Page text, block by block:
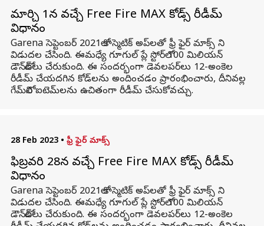
మార్చి 1న వచ్చే Free Fire MAX కోడ్స్ రీడీమ్
విధానం
Garena సెప్టెంబర్ 2021లో కాస్మెటిక్ అప్‌లతో ఫ్రీ ఫైర్ మాక్స్ ని
విడుదల చేసింది. ఈమధ్యే గూగుల్ ప్లే స్టోర్‌లో 100 మిలియన్
డౌన్‌లోడ్‌లు చేరుకుంది. ఈ సందర్భంగా డెవలపర్‌లు 12-అంకెల
రీడీమ్ చేయదగిన కోడ్‌లను అందించడం ప్రారంభించారు, దీనివల్ల
గేమ్‌లోని ఐటెమ్‌లను ఉచితంగా రీడీమ్ చేసుకోవచ్చు.
28 Feb 2023 • ఫ్రీ ఫైర్ మాక్స్
ఫిబ్రవరి 28న వచ్చే Free Fire MAX కోడ్స్ రీడీమ్
విధానం
Garena సెప్టెంబర్ 2021లో కాస్మెటిక్ అప్‌లతో ఫ్రీ ఫైర్ మాక్స్ ని
విడుదల చేసింది. ఈమధ్యే గూగుల్ ప్లే స్టోర్‌లో 100 మిలియన్
డౌన్‌లోడ్‌లు చేరుకుంది. ఈ సందర్భంగా డెవలపర్‌లు 12-అంకెల